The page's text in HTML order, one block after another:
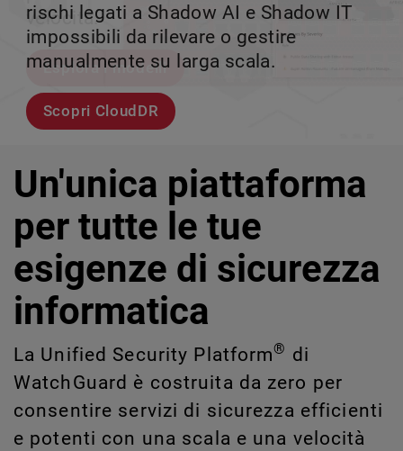
velocità.
Esplora i modelli
rischi legati a Shadow AI e Shadow IT
impossibili da rilevare o gestire
manualmente su larga scala.
Scopri CloudDR
tuo team può crescere senza perdere il
controllo.
scalabile.
Scopri WatchGuard EDR
Un'unica piattaforma
per tutte le tue
esigenze di sicurezza
informatica
La Unified Security Platform® di
WatchGuard è costruita da zero per
consentire servizi di sicurezza efficienti
e potenti con una scala e una velocità